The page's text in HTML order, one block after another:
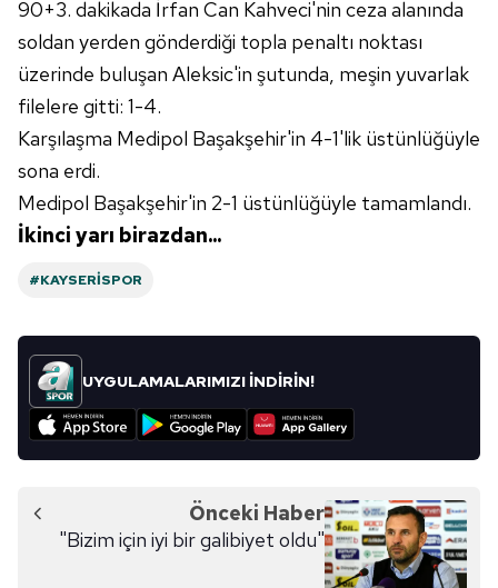
kullanılmaktadır. Diğer çerezler, sitemizin daha işlevsel
kılınması ve kişiselleştirilmesi ve sizlere yönelik
reklam/pazarlama faaliyetlerinin yapılması, amaçlarıyla
sınırlı olarak açık rızanız dahilinde kullanılacaktır.
Çerezlere ilişkin tercihlerinizi aşağıda yer alan panel
vasıtasıyla belirleyebilirsiniz. Çerezlere ilişkin detaylı bilgi
için Ayarlar butonuna tıklayabilir,Çerez Bilgilendirme
Metnimiziziyaret edebilirsiniz.
6698 sayılı Kişisel Verilerin Korunması Kanunu uyarınca
ilgili mevzuata uygun olarak kullanılan çerezlerle ilgili bilgi
almak için lütfen
90+3. dakikada İrfan Can Kahveci'nin ceza alanında
soldan yerden gönderdiği topla penaltı noktası
üzerinde buluşan Aleksic'in şutunda, meşin yuvarlak
filelere gitti: 1-4.
Karşılaşma Medipol Başakşehir'in 4-1'lik üstünlüğüyle
sona erdi.
Medipol Başakşehir'in 2-1 üstünlüğüyle tamamlandı.
İkinci yarı birazdan...
#KAYSERISPOR
UYGULAMALARIMIZI İNDİRİN!
Önceki Haber
"Bizim için iyi bir galibiyet oldu"